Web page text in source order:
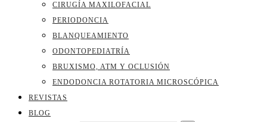
CIRUGÍA MAXILOFACIAL
PERIODONCIA
BLANQUEAMIENTO
ODONTOPEDIATRÍA
BRUXISMO, ATM Y OCLUSIÓN
ENDODONCIA ROTATORIA MICROSCÓPICA
REVISTAS
BLOG